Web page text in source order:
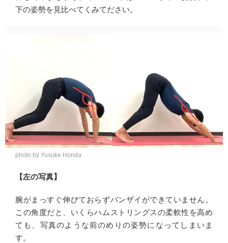
下の姿勢を見比べてくみてださい。
photo by Yusuke Honda
【左の写真】
腕がまっすぐ伸びておらずバンザイができていません。
この角度だと、いくらハムストリングスの柔軟性を高め
ても、写真のような前のめりの姿勢になってしまいま
す。